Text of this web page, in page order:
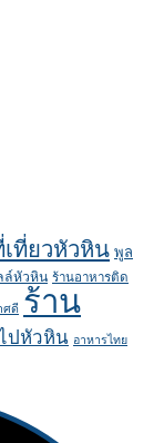
เที่ยวหัวหิน พูล
ล์หัวหิน ร้านอาหารติด
ศดี ร้าน
ปหัวหิน อาหารไทย